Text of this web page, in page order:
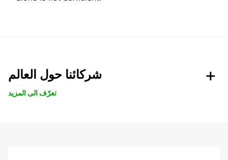
شركائنا حول العالم
تعرّف الى المزيد